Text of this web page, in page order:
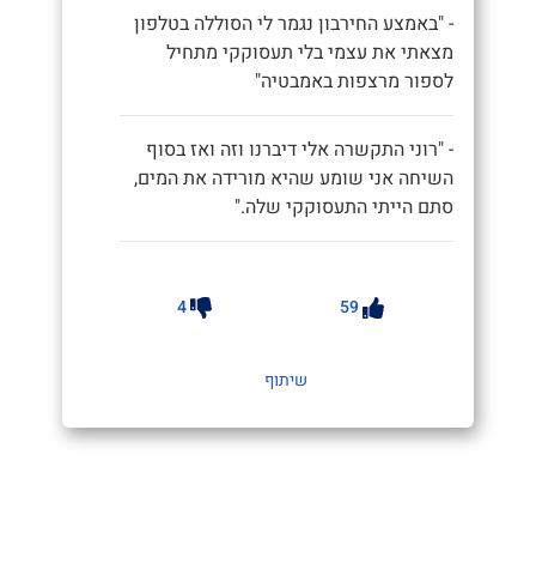
- "באמצע החירבון נגמר לי הסוללה בטלפון
מצאתי את עצמי בלי תעסוקקי מתחיל
לספור מרצפות באמבטיה"
- "רוני התקשרה אלי דיברנו וזה ואז בסוף
השיחה אני שומע שהיא מורידה את המים,
סתם הייתי התעסוקקי שלה."
59
4
שיתוף